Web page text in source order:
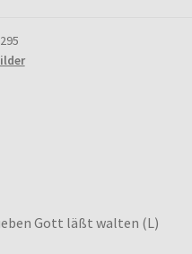
Gott läßt walten (L)